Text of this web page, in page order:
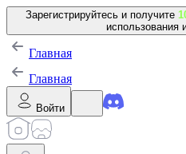
Зарегистрируйтесь и получите
использования
Главная
Главная
Войти